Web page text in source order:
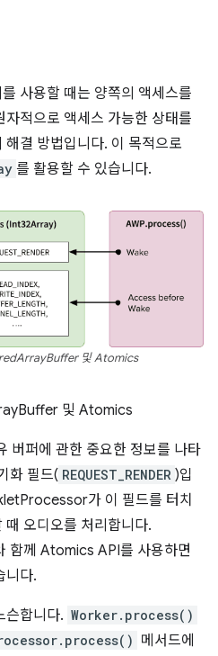
사용할 때는 양쪽의 액세스를
적으로 액세스 가능한 상태를
결 방법입니다. 이 목적으로
를 활용할 수 있습니다.
및 Atomics
및 Atomics
버퍼에 관한 중요한 정보를 나타
화 필드( REQUEST_RENDER )입
가 이 필드를 터치
오디오를 처리합니다.
께 Atomics API를 사용하면
니다.
슨합니다. Worker.process()
메서드에